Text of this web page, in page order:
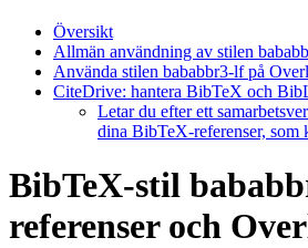
Översikt
Allmän användning av stilen
Använda stilen bababbr3-lf på
CiteDrive: hantera BibTeX och
Letar du efter ett
dina BibTeX-referenser,
BibTeX-stil
referenser och